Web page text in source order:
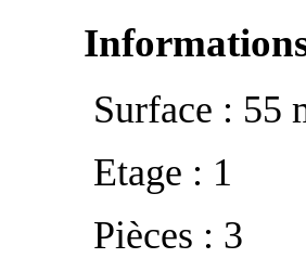
Surface : 55
Etage : 1
Pièces : 3